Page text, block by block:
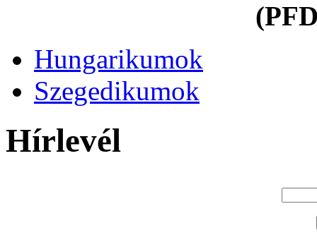
Hungarikumok
Szegedikumok
Hírlevél